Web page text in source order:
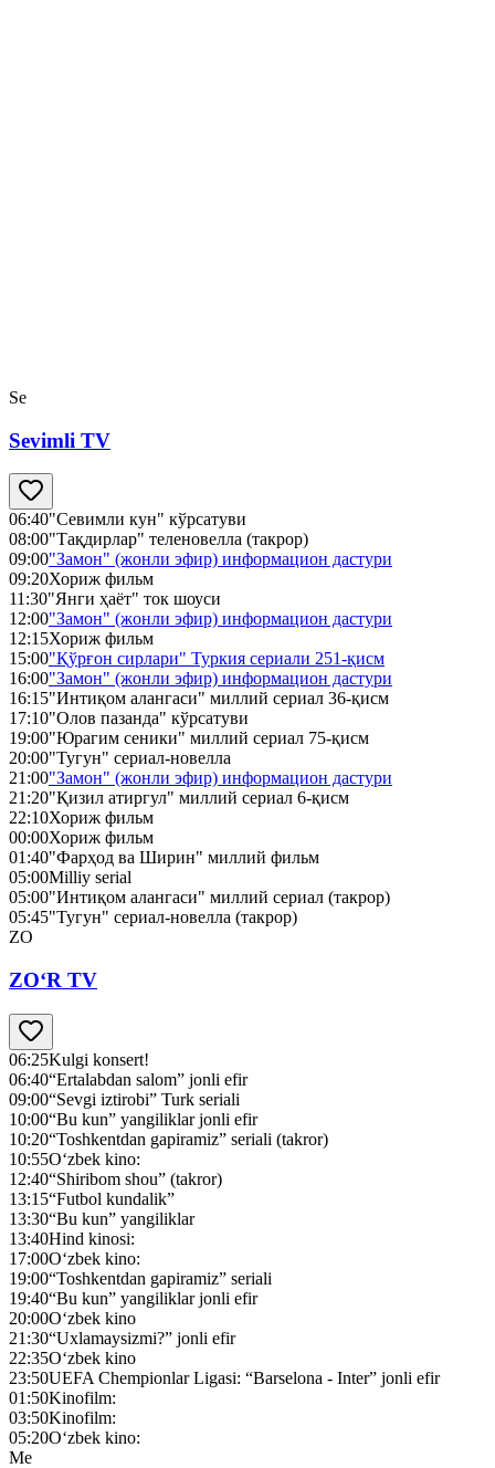
Se
Sevimli TV
06:40"Севимли кун" кўрсатуви
08:00"Тақдирлар" теленовелла (такрор)
09:00"Замон" (жонли эфир) информацион дастури
09:20Хориж фильм
11:30"Янги ҳаёт" ток шоуси
12:00"Замон" (жонли эфир) информацион дастури
12:15Хориж фильм
15:00"Қўрғон сирлари" Туркия сериали 251-қисм
16:00"Замон" (жонли эфир) информацион дастури
16:15"Интиқом алангаси" миллий сериал 36-қисм
17:10"Олов пазанда" кўрсатуви
19:00"Юрагим сеники" миллий сериал 75-қисм
20:00"Тугун" сериал-новелла
21:00"Замон" (жонли эфир) информацион дастури
21:20"Қизил атиргул" миллий сериал 6-қисм
22:10Хориж фильм
00:00Хориж фильм
01:40"Фарҳод ва Ширин" миллий фильм
05:00Milliy serial
05:00"Интиқом алангаси" миллий сериал (такрор)
05:45"Тугун" сериал-новелла (такрор)
ZO
ZO‘R TV
06:25Kulgi konsert!
06:40“Ertalabdan salom” jonli efir
09:00“Sevgi iztirobi” Turk seriali
10:00“Bu kun” yangiliklar jonli efir
10:20“Toshkentdan gapiramiz” seriali (takror)
10:55O‘zbek kino:
12:40“Shiribom shou” (takror)
13:15“Futbol kundalik”
13:30“Bu kun” yangiliklar
13:40Hind kinosi:
17:00O‘zbek kino:
19:00“Toshkentdan gapiramiz” seriali
19:40“Bu kun” yangiliklar jonli efir
20:00O‘zbek kino
21:30“Uxlamaysizmi?” jonli efir
22:35O‘zbek kino
23:50UEFA Chempionlar Ligasi: “Barselona - Inter” jonli efir
01:50Kinofilm:
03:50Kinofilm:
05:20O‘zbek kino:
Me